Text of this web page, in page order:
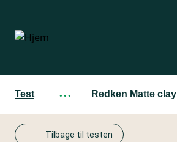
hovedindhold
Test ··· Redken Matte clay
Tilbage til testen